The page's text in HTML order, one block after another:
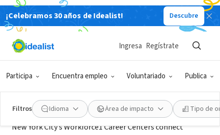
¡Celebramos 30 años de Idealist! Descubre
Participa Encuentra empleo Voluntariado Publica
Ingresa Regístrate
Filtros Idioma Área de impacto Tipo de
ORGANIZACIÓN SIN FIN DE LUCRO
Workforce1 Center
Acerca de
New York City’s Workforce1 Career Centers connect